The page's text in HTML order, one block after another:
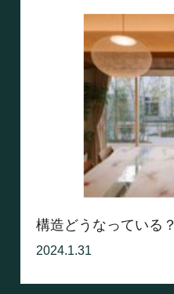
構造どうなっている？
2024.1.31